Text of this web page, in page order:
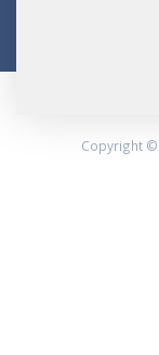
Copyright ©